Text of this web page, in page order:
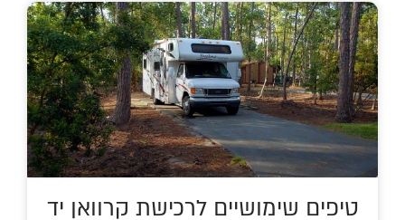
טיפים שימושיים לרכישת קרוואן יד